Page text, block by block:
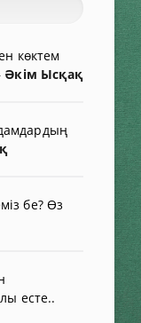
көктем
Әкім Ысқақ
бе? Өз
есте..